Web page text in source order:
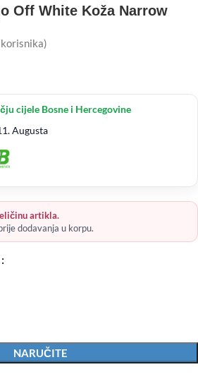
Off White Koža Narrow
cijele Bosne i Hercegovine
Augusta
artikla.
dodavanja u korpu.
NARUČITE